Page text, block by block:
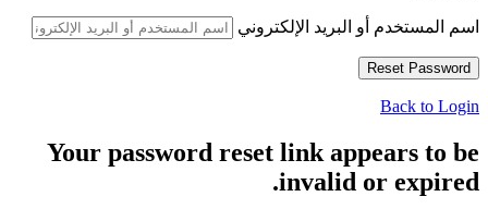
اسم المستخدم أو البريد الإلكتروني
Back to Login
Your password reset link appears to be
invalid or expired.